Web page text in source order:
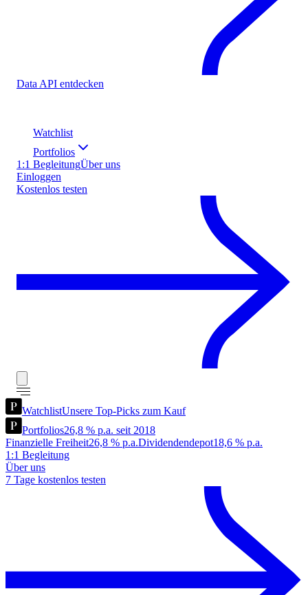
Data API entdecken
Watchlist
Portfolios
1:1 BegleitungÜber uns
Einloggen
Kostenlos testen
WatchlistUnsere Top-Picks zum Kauf
Portfolios26,8 % p.a. seit 2018
Finanzielle Freiheit26,8 % p.a.Dividendendepot18,6 % p.a.
1:1 Begleitung
Über uns
7 Tage kostenlos testen